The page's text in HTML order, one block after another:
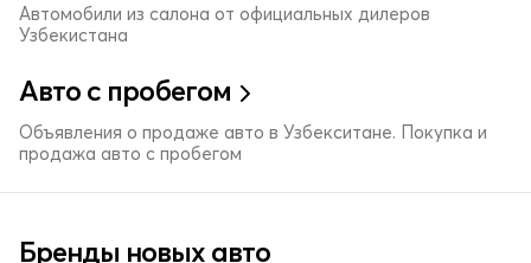
Автомобили из салона от официальных дилеров
Узбекистана
Авто с пробегом
Объявления о продаже авто в Узбекситане. Покупка и
продажа авто с пробегом
Бренды новых авто